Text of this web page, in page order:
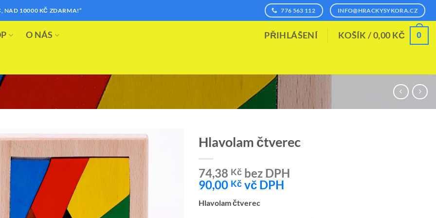
NAD 10000 KČ ZDARMA!“ 776 563 112 INFO@HRACKYSYKORA.CZ
O NÁS PŘIHLÁŠENÍ KOŠÍK /0,00 KČ 0
oblíbeným
Hlavolam čtverec
74,38 Kčbez DPH
90,00 Kčvč DPH
Hlavolam čtverec